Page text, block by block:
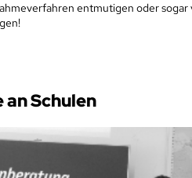
entmutigen oder sogar
Schulen